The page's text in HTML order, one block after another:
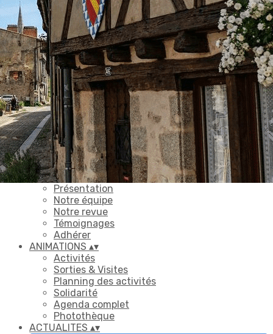
Exporter les lignes sélectionnées
Exporter toutes les colonnes
Exporter uniquement les colonnes affichées
Menu
Ajoutez un logo, un bouton, des réseaux sociaux
Cliquez pour éditer
ACCUEIL▴▾
L'ASSOCIATION▴▾
Le mot de la présidente
Présentation
Notre équipe
Notre revue
Témoignages
Adhérer
ANIMATIONS ▴▾
Activités
Sorties & Visites
Planning des activités
Solidarité
Agenda complet
Photothèque
ACTUALITES ▴▾